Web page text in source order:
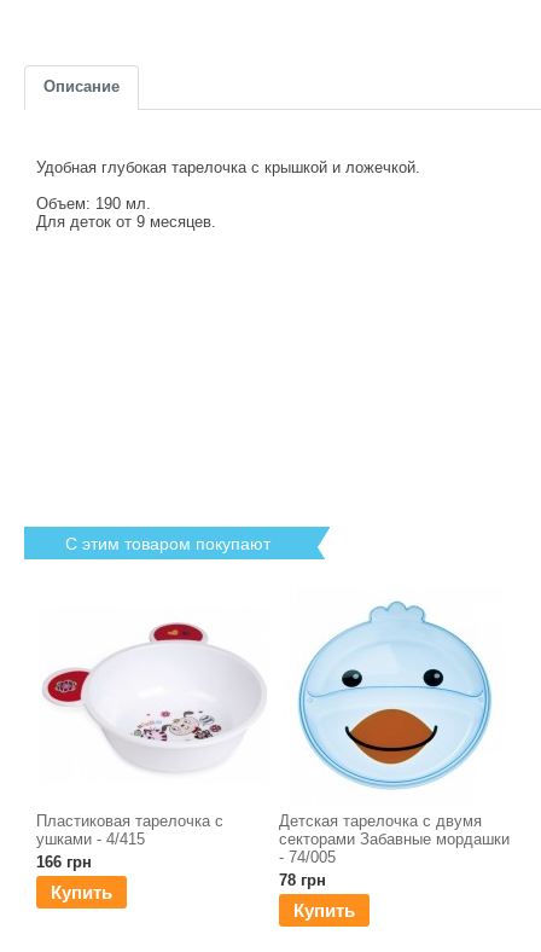
Описание
Удобная глубокая тарелочка с крышкой и ложечкой.
Объем: 190 мл.
Для деток от 9 месяцев.
С этим товаром покупают
Пластиковая тарелочка с
ушками - 4/415
166 грн
Купить
Детская тарелочка с двумя
секторами Забавные мордашки
- 74/005
78 грн
Купить